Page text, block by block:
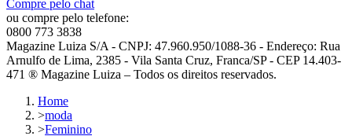
Compre pelo chat
ou compre pelo telefone:
0800 773 3838
Magazine Luiza S/A - CNPJ: 47.960.950/1088-36 - Endereço: Rua
Arnulfo de Lima, 2385 - Vila Santa Cruz, Franca/SP - CEP 14.403-
471 ® Magazine Luiza – Todos os direitos reservados.
Home
>moda
>Feminino